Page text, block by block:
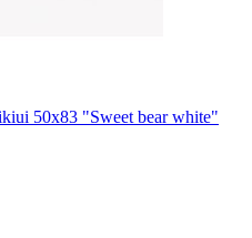
50x83 "Sweet bear white"